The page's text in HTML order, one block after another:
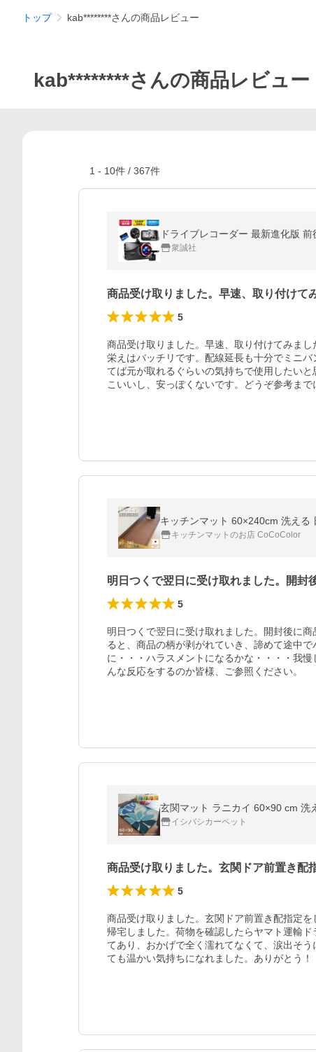
トップ kab********さんの商品レビュー
kab********さんの商品レビュー
1 - 10件 / 367件
ドライブレコーダー 最新進化版
衆誠社
商品受け取りました。早速、取り付けて
5
商品受け取りました。早速、取り付けてみま
栄えはバッチリです。配線延長も十分でミニ
てば元が取れるぐらいの気持ちで使用したい
こいいし、安っぽくないです。どうぞ参考まで
キッチンマット 60×240cm 洗える
キッチンマットのお店 CoCoColor
明日つくで翌日に受け取れました。開封
5
明日つくで翌日に受け取れました。開封後に
ると、商品の柄が剥がれていき、諦めて途中
に・・・ハラスメントになるかな・・・・我
んな反応をするのか皆様、ご参照ください。
玄関マット ラニカイ 60×90 cm 洗
イシバシカーペット
商品受け取りました。玄関ドア前置き配
5
商品受け取りました。玄関ドア前置き配指定
帰宅しました。荷物を確認したらヤマト運輸
てあり、おかげで全く濡れてなくて、涙出そ
ても温かい気持ちになれました。ありがとう！